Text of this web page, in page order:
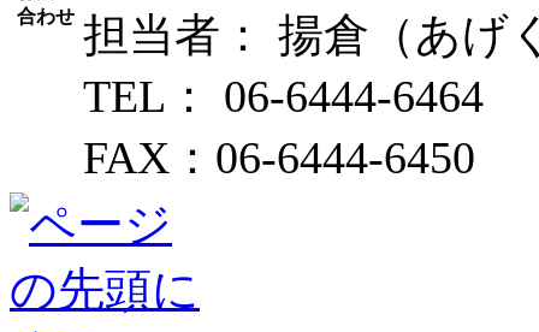
合わせ 担当者： 揚倉（あげ
TEL： 06-6444-6464
FAX：06-6444-6450